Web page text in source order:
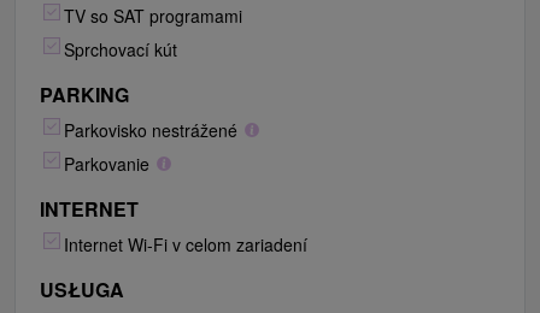
TV so SAT programami
Sprchovací kút
PARKING
Parkovisko nestrážené
Parkovanie
INTERNET
Internet Wi-Fi v celom zariadení
USŁUGA